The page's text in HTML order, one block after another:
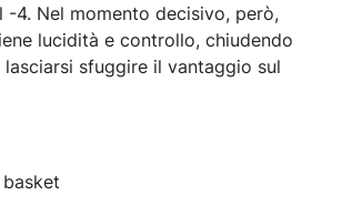
-4. Nel momento decisivo, però,
lucidità e controllo, chiudendo
lasciarsi sfuggire il vantaggio sul